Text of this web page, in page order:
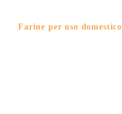
Farine per uso domestico